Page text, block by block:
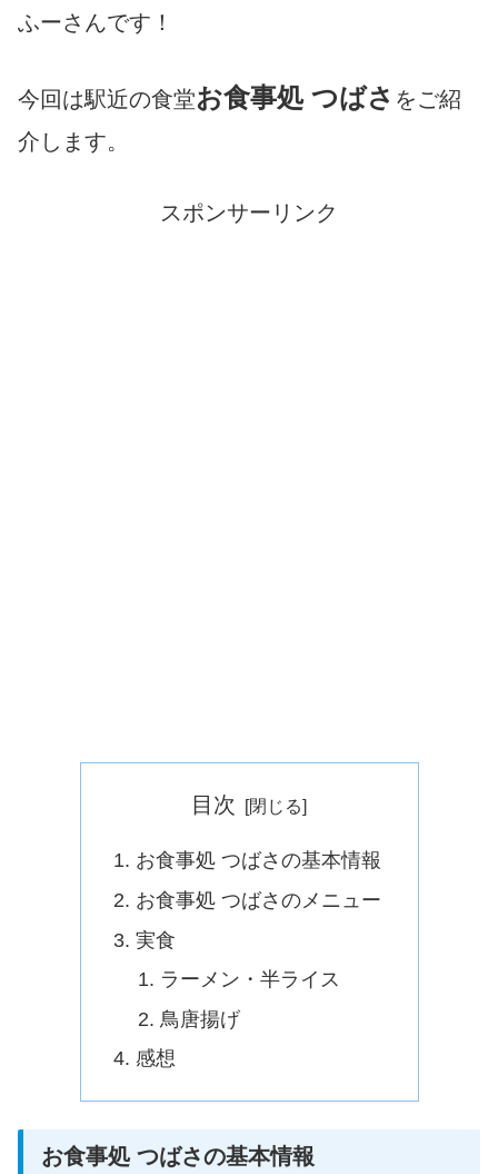
ふーさんです！
今回は駅近の食堂お食事処 つばさ をご紹
介します。
スポンサーリンク
目次
お食事処 つばさの基本情報
お食事処 つばさのメニュー
実食
ラーメン・半ライス
鳥唐揚げ
感想
お食事処 つばさの基本情報